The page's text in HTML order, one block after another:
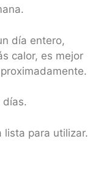
día entero,
calor, es mejor
días.
lista para utilizar.